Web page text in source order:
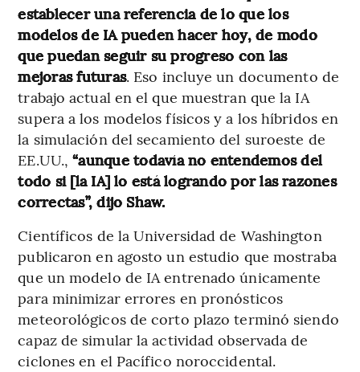
establecer una referencia de lo que los
modelos de IA pueden hacer hoy, de modo
que puedan seguir su progreso con las
mejoras futuras. Eso incluye un documento de
trabajo actual en el que muestran que la IA
supera a los modelos físicos y a los híbridos en
la simulación del secamiento del suroeste de
EE.UU.,“aunque todavía no entendemos del
todo si [la IA] lo está logrando por las razones
correctas”, dijo Shaw.
Científicos de la Universidad de Washington
publicaron en agosto un estudio que mostraba
que un modelo de IA entrenado únicamente
para minimizar errores en pronósticos
meteorológicos de corto plazo terminó siendo
capaz de simular la actividad observada de
ciclones en el Pacífico noroccidental.